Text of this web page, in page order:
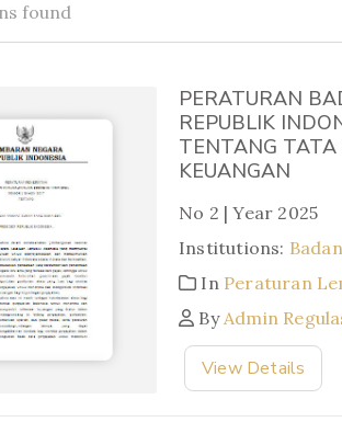
found
PERATURAN
REPUBLIK
TENTANG TATA
KEUANGAN
No 2 | Year 2025
Institutions:
In Peraturan
ByAdmin
View Details